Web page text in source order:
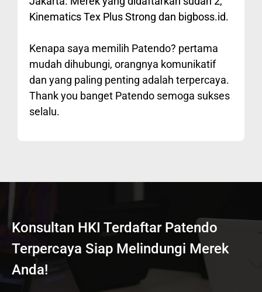
Kinematics Tex Plus Strong dan bigboss.id.
Kenapa saya memilih Patendo? pertama
mudah dihubungi, orangnya komunikatif
dan yang paling penting adalah terpercaya.
Thank you banget Patendo semoga sukses
selalu.
Konsultan HKI Terdaftar Patendo
Terpercaya Siap Melindungi Merek
Anda!